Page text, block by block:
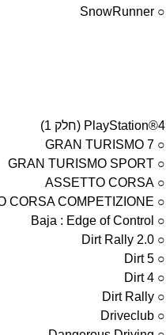
○ SnowRunner
PlayStation®4 (חלק 1)
○ GRAN TURISMO 7
○ GRAN TURISMO SPORT
○ ASSETTO CORSA
○ ASSETTO CORSA COMPETIZIONE
○ Baja : Edge of Control
○ Dirt Rally 2.0
○ Dirt 5
○ Dirt 4
○ Dirt Rally
○ Driveclub